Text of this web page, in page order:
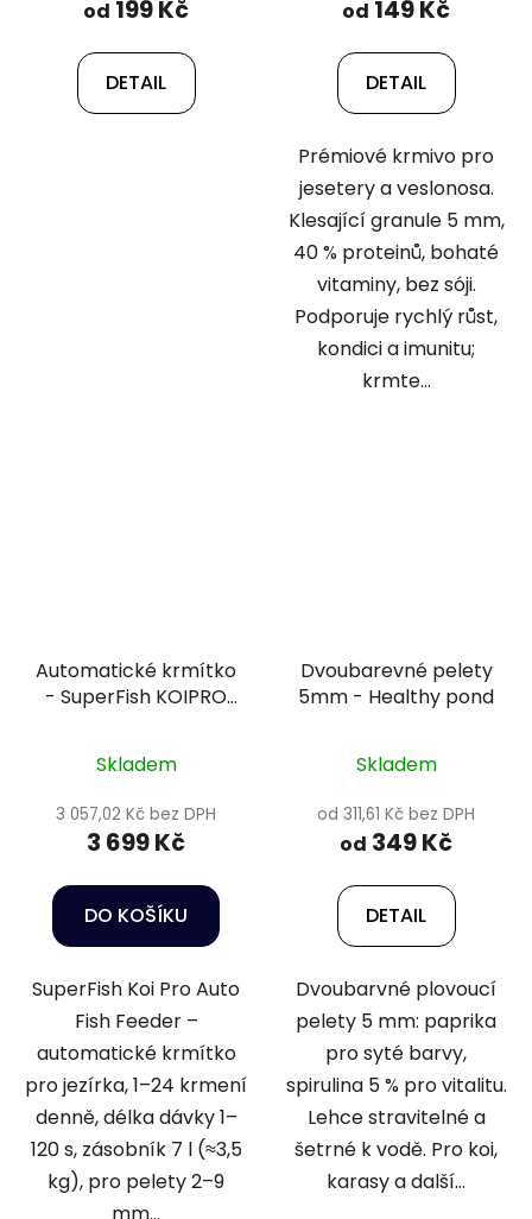
od 199 Kč
DETAIL
od 149 Kč
DETAIL
Prémiové krmivo pro
jesetery a veslonosa.
Klesající granule 5 mm,
40 % proteinů, bohaté
vitaminy, bez sóji.
Podporuje rychlý růst,
kondici a imunitu;
krmte...
Automatické krmítko
- SuperFish KOIPRO
Skladem
3 057,02 Kč bez DPH
3 699 Kč
DO KOŠÍKU
SuperFish Koi Pro Auto
Fish Feeder –
automatické krmítko
pro jezírka, 1–24 krmení
denně, délka dávky 1–
120 s, zásobník 7 l (≈3,5
kg), pro pelety 2–9
Dvoubarevné pelety
5mm - Healthy pond
Skladem
od 311,61 Kč bez DPH
od 349 Kč
DETAIL
Dvoubarvné plovoucí
pelety 5 mm: paprika
pro syté barvy,
spirulina 5 % pro vitalitu.
Lehce stravitelné a
šetrné k vodě. Pro koi,
karasy a další...